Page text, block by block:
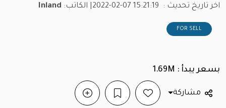
اخر تاريخ تحديث : 2022-02-07 15:21:19 | الكاتب: Inland
FOR SELL
بسعر يبدأ : 1.69M
مشاركة